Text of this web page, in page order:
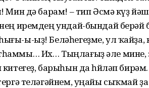
Мин дә барам! – тип Әсмә күҙ
иремдең ундай-бындай берәй
ы-ыҙ! Беләһегеҙме, ул ҡайҙа,
Их… Тыңлағыҙ әле мине,
барыһын да һөйләп
теләгәйнем, уңайы сыҡмай